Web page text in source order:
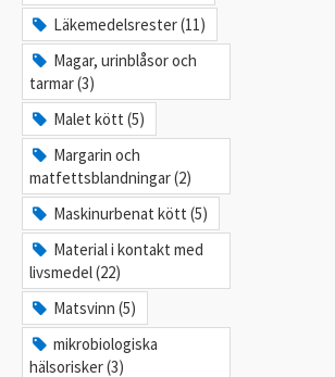
Läkemedelsrester (11)
Magar, urinblåsor och
tarmar (3)
Malet kött (5)
Margarin och
matfettsblandningar (2)
Maskinurbenat kött (5)
Material i kontakt med
livsmedel (22)
Matsvinn (5)
mikrobiologiska
hälsorisker (3)